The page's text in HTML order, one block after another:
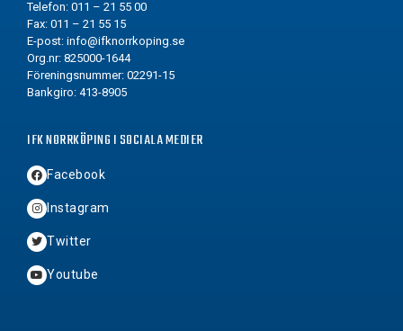
Telefon: 011 – 21 55 00
Fax: 011 – 21 55 15
E-post: info@ifknorrkoping.se
Org.nr: 825000-1644
Föreningsnummer: 02291-15
Bankgiro: 413-8905
IFK NORRKÖPING I SOCIALA MEDIER
Facebook
Instagram
Twitter
Youtube